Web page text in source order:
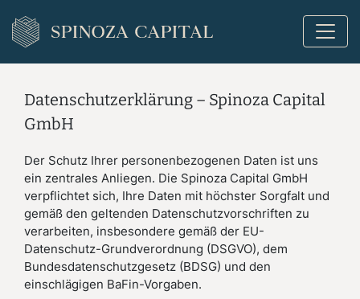
Datenschutzerklärung – Spinoza Capital
GmbH
Der Schutz Ihrer personenbezogenen Daten ist uns
ein zentrales Anliegen. Die Spinoza Capital GmbH
verpflichtet sich, Ihre Daten mit höchster Sorgfalt und
gemäß den geltenden Datenschutzvorschriften zu
verarbeiten, insbesondere gemäß der EU-
Datenschutz-Grundverordnung (DSGVO), dem
Bundesdatenschutzgesetz (BDSG) und den
einschlägigen BaFin-Vorgaben.